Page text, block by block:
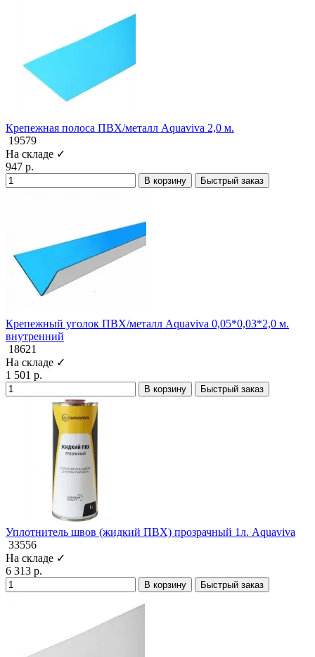
Крепежная полоса ПВХ/металл Aquaviva 2,0 м.
19579
На складе ✓
947 р.
В корзину Быстрый заказ
Крепежный уголок ПВХ/металл Aquaviva 0,05*0,03*2,0 м.
внутренний
18621
На складе ✓
1 501 р.
В корзину Быстрый заказ
Уплотнитель швов (жидкий ПВХ) прозрачный 1л. Aquaviva
33556
На складе ✓
6 313 р.
В корзину Быстрый заказ